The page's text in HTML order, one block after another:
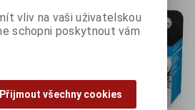
vliv na vaši uživatelskou
schopni poskytnout vám
Přijmout všechny cookies